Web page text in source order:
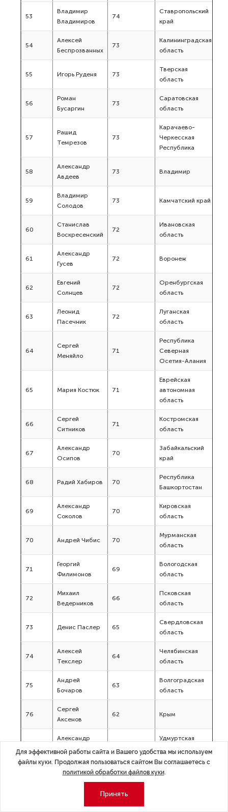
53
Владимир
Владимиров
74
Ставропольский
край
54
Алексей
Беспрозванных
73
Калининградская
область
55 Игорь Руденя 73
Тверская
область
56
Роман
Бусаргин
73
Саратовская
область
57
Рашид
Темрезов
73
Карачаево-
Черкесская
Республика
58
Александр
Авдеев
73 Владимир
59
Владимир
Солодов
73 Камчатский край
60
Станислав
Воскресенский
72
Ивановская
область
61
Александр
Гусев
72 Воронеж
62
Евгений
Солнцев
72
Оренбургская
область
63
Леонид
Пасечник
72
Луганская
область
64
Сергей
Меняйло
71
Республика
Северная
Осетия-Алания
65 Мария Костюк 71
Еврейская
автономная
область
66
Сергей
Ситников
71
Костромская
область
67
Александр
Осипов
70
Забайкальский
край
68 Радий Хабиров 70
Республика
Башкортостан
69
Александр
Соколов
70
Кировская
область
70 Андрей Чибис 70
Мурманская
область
71
Георгий
Филимонов
69
Вологодская
область
72
Михаил
Ведерников
66
Псковская
область
73 Денис Паслер 65
Свердловская
область
74
Алексей
Текслер
64
Челябинская
область
75
Андрей
Бочаров
63
Волгоградская
область
76
Сергей
Аксенов
62 Крым
Александр
Бречалов
Удмуртская
Александр
Дронов
61
область
Для эффективной работы сайта и Вашего удобства мы используем
файлы куки. Продолжая пользоваться сайтом Вы соглашаетесь с
политикой обработки файлов куки.
Принять